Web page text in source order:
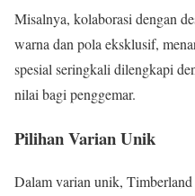
Misalnya, kolaborasi dengan
warna dan pola eksklusif,
spesial seringkali dilengkapi
nilai bagi penggemar.
Pilihan Varian Unik
Dalam varian unik,